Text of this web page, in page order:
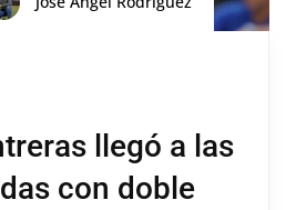
llegó a las
con doble